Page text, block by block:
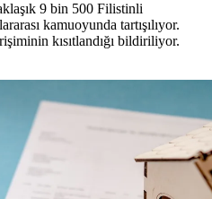
9 bin 500 Filistinli
kamuoyunda tartışılıyor.
kısıtlandığı bildiriliyor.